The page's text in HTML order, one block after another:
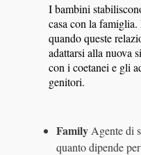
I bambini
casa con la
quando queste
adattarsi alla nuova
con i coetanei e gli
genitori.
Family Agente di
quanto dipende